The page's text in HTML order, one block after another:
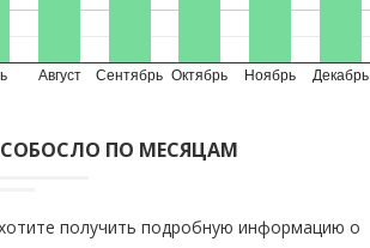
Август Сентябрь Октябрь Ноябрь Декабрь
ПО МЕСЯЦАМ
получить подробную информацию о